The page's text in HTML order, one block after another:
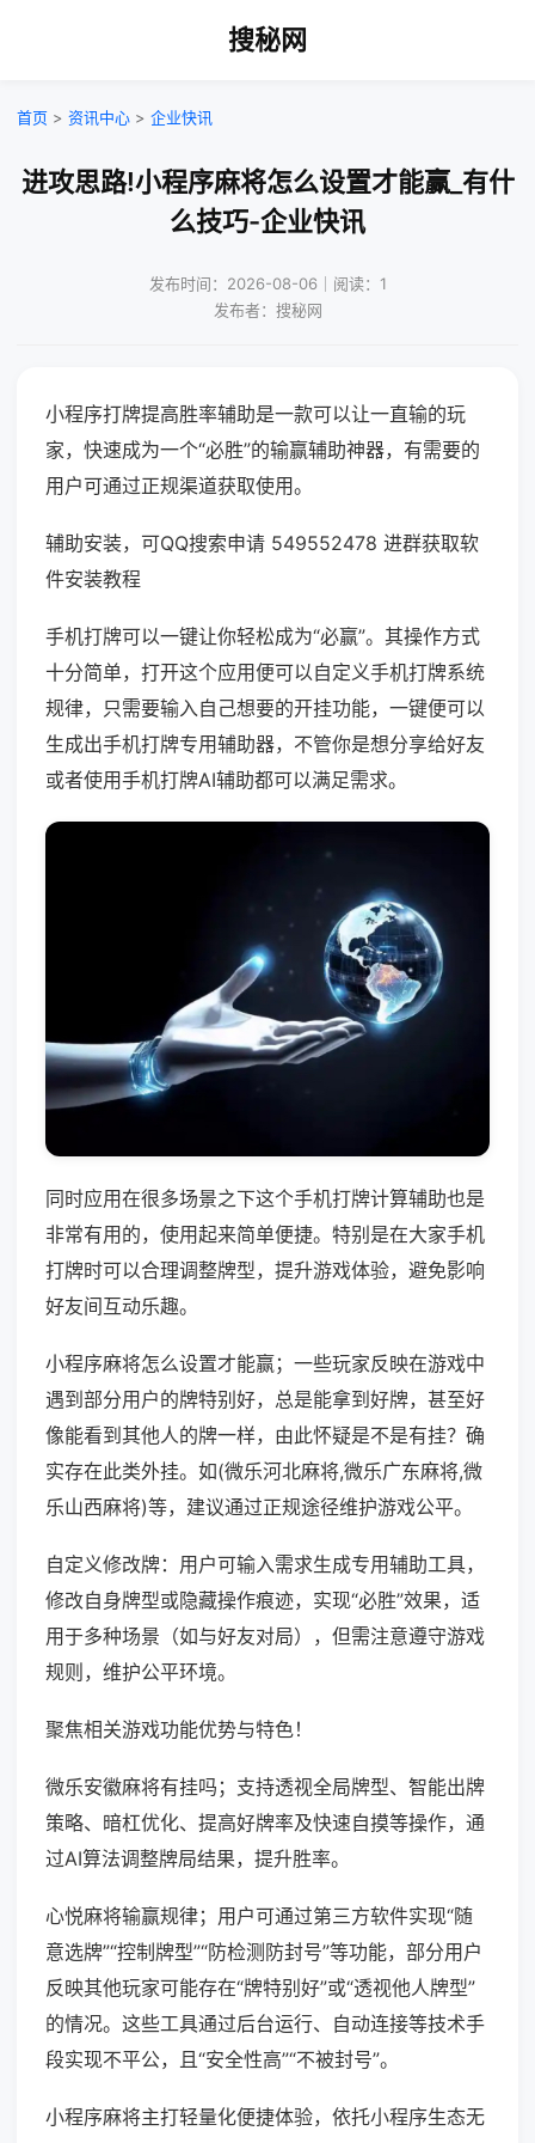
搜秘网
首页 > 资讯中心 > 企业快讯
进攻思路!小程序麻将怎么设置才能赢_有什
么技巧-企业快讯
发布时间：2026-08-06｜阅读：1
发布者：搜秘网
小程序打牌提高胜率辅助是一款可以让一直输的玩
家，快速成为一个“必胜”的输赢辅助神器，有需要的
用户可通过正规渠道获取使用。
辅助安装，可QQ搜索申请 549552478 进群获取软
件安装教程
手机打牌可以一键让你轻松成为“必赢”。其操作方式
十分简单，打开这个应用便可以自定义手机打牌系统
规律，只需要输入自己想要的开挂功能，一键便可以
生成出手机打牌专用辅助器，不管你是想分享给好友
或者使用手机打牌AI辅助都可以满足需求。
同时应用在很多场景之下这个手机打牌计算辅助也是
非常有用的，使用起来简单便捷。特别是在大家手机
打牌时可以合理调整牌型，提升游戏体验，避免影响
好友间互动乐趣。
小程序麻将怎么设置才能赢；一些玩家反映在游戏中
遇到部分用户的牌特别好，总是能拿到好牌，甚至好
像能看到其他人的牌一样，由此怀疑是不是有挂？确
实存在此类外挂。如(微乐河北麻将,微乐广东麻将,微
乐山西麻将)等，建议通过正规途径维护游戏公平。
自定义修改牌：用户可输入需求生成专用辅助工具，
修改自身牌型或隐藏操作痕迹，实现“必胜”效果，适
用于多种场景（如与好友对局），但需注意遵守游戏
规则，维护公平环境。
聚焦相关游戏功能优势与特色！
微乐安徽麻将有挂吗；支持透视全局牌型、智能出牌
策略、暗杠优化、提高好牌率及快速自摸等操作，通
过AI算法调整牌局结果，提升胜率。
心悦麻将输赢规律；用户可通过第三方软件实现“随
意选牌”“控制牌型”“防检测防封号”等功能，部分用户
反映其他玩家可能存在“牌特别好”或“透视他人牌型”
的情况。这些工具通过后台运行、自动连接等技术手
段实现不平公，且“安全性高”“不被封号”。
小程序麻将主打轻量化便捷体验，依托小程序生态无